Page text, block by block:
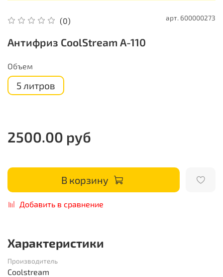
(0) арт. 600000273
Антифриз CoolStream A-110
Объем
5 литров
2500.00 руб
В корзину
Добавить в сравнение
Характеристики
Производитель
Coolstream